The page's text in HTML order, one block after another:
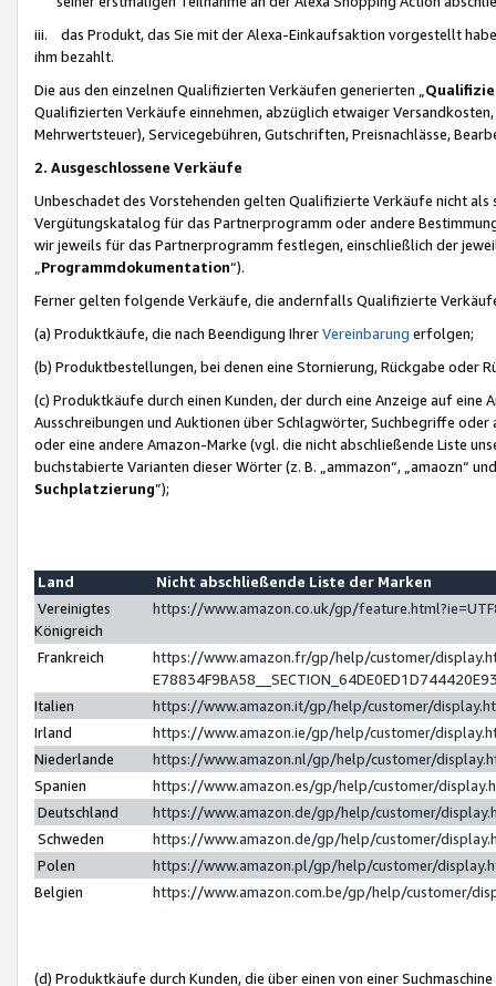
iii. das Produkt, das Sie mit der Alexa-Einkaufsaktion vorgestellt
ihm bezahlt.
Die aus den einzelnen Qualifizierten Verkäufen generierten „
Qualifizierten Verkäufe einnehmen, abzüglich etwaiger
Mehrwertsteuer), Servicegebühren, Gutschriften, Preisnachlässe,
2. Ausgeschlossene Verkäufe
Unbeschadet des Vorstehenden gelten Qualifizierte Verkäufe nicht
Vergütungskatalog für das Partnerprogramm oder andere
wir jeweils für das Partnerprogramm festlegen, einschließlich der
Programmdokumentation“).
Ferner gelten folgende Verkäufe, die andernfalls Qualifizierte
(a) Produktkäufe, die nach Beendigung IhrerVereinbarung erfolgen;
(b) Produktbestellungen, bei denen eine Stornierung, Rückgabe oder
(c) Produktkäufe durch einen Kunden, der durch eine Anzeige auf
Ausschreibungen und Auktionen über Schlagwörter, Suchbegriffe
oder eine andere Amazon-Marke (vgl. die nicht abschließende Liste
buchstabierte Varianten dieser Wörter (z. B. „ammazon“, „amaozn“
Suchplatzierung”);
Land
Nicht abschließende Liste der Marken
Vereinigtes
Königreich
https://www.amazon.co.uk/gp/
Frankreich
https://www.amazon.fr/gp/help/customer/
Italien
https://www.amazon.it/gp/help/customer/
Irland
https://www.amazon.ie/gp/help/customer/
Niederlande
https://www.amazon.nl/gp/help/customer/
Spanien
https://www.amazon.es/gp/help/customer/
Deutschland
https://www.amazon.de/gp/help/customer/
Schweden
https://www.amazon.de/gp/help/customer/
Polen
https://www.amazon.pl/gp/help/customer/
Belgien
https://www.amazon.com.be/gp/help/customer/
(d) Produktkäufe durch Kunden, die über einen von einer